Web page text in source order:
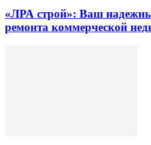
«ЛРА строй»: Ваш
ремонта коммерческой